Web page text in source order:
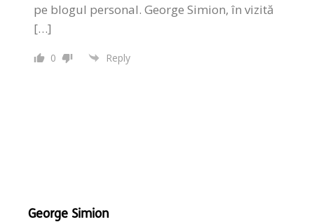
pe blogul personal. George Simion, în vizită
[…]
0 Reply
George Simion